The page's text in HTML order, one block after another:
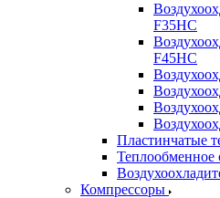
F35HC
F45HC
Пластинчатые
Теплообменное
Компрессоры